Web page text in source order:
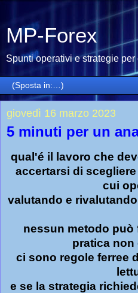
MP-Forex
Spunti operativi e strategie
giovedì 16 marzo 2023
5 minuti per un
qual'é il lavoro che
accertarsi di
cui
valutando e
nessun metodo può
pratica non
ci sono regole ferree
e se la strategia